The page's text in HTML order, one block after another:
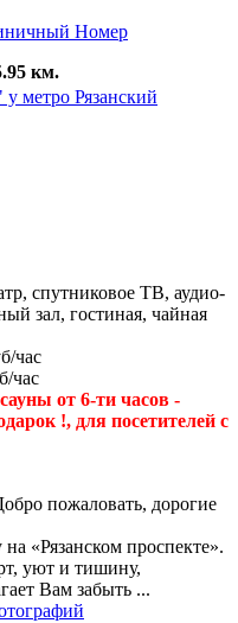
Номер
км.
спутниковое ТВ, аудио-
зал, гостиная, чайная
час
час
от 6-ти часов -
!, для посетителей с
пожаловать, дорогие
«Рязанском проспекте».
уют и тишину,
Вам забыть ...